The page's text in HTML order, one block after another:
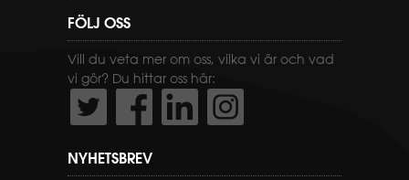
FÖLJ OSS
Vill du veta mer om oss, vilka vi är och vad
vi gör? Du hittar oss här:
NYHETSBREV